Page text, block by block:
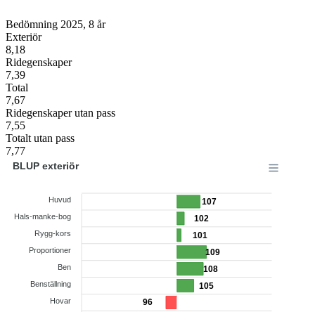
Bedömning 2025, 8 år
Exteriör
8,18
Ridegenskaper
7,39
Total
7,67
Ridegenskaper utan pass
7,55
Totalt utan pass
7,77
107
102
101
109
108
105
96
Huvud
Hals-manke-bog
Rygg-kors
Proportioner
Ben
Benställning
Hovar
BLUP exteriör